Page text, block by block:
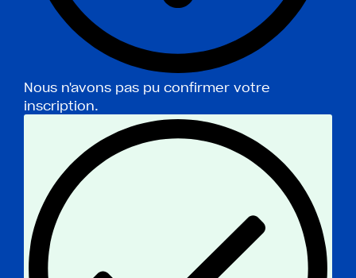
Nous n'avons pas pu confirmer votre
inscription.